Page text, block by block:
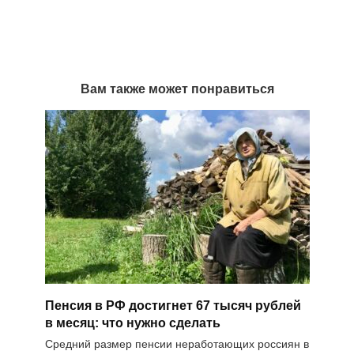
Вам также может понравиться
Пенсия в РФ достигнет 67 тысяч рублей
в месяц: что нужно сделать
Средний размер пенсии неработающих россиян в